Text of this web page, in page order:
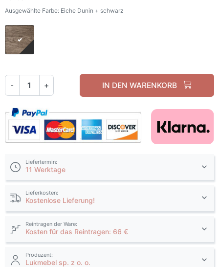
Ausgewählte Farbe: Eiche Dunin + schwarz
Eiche Dunin + schwarz
- + IN DEN WARENKORB
Liefertermin:
11 Werktage
Lieferkosten:
Kostenlose Lieferung!
Reintragen der Ware:
Kosten für das Reintragen: 66 €
Produzent:
Lukmebel sp. z o. o.